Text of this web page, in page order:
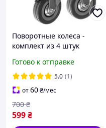
Поворотные колеса -
комплект из 4 штук
Готово к отправке
5.0 (1)
от60₴/мес
599₴
700 ₴